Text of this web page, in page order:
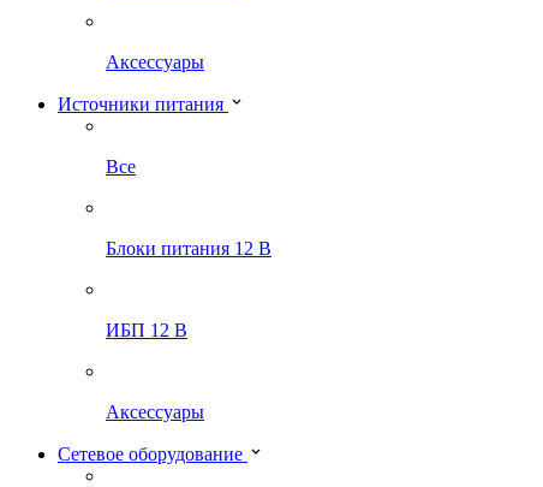
Аксессуары
Источники питания
Все
Блоки питания 12 В
ИБП 12 В
Аксессуары
Сетевое оборудование